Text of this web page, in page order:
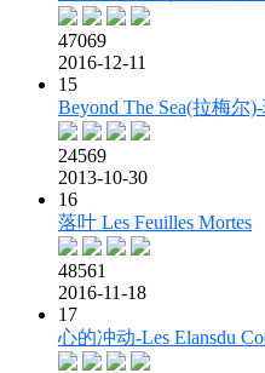
47069
2016-12-11
15
Beyond The Sea(拉梅尔
24569
2013-10-30
16
落叶 Les Feuilles Mortes
48561
2016-11-18
17
心的冲动-Les Elansdu